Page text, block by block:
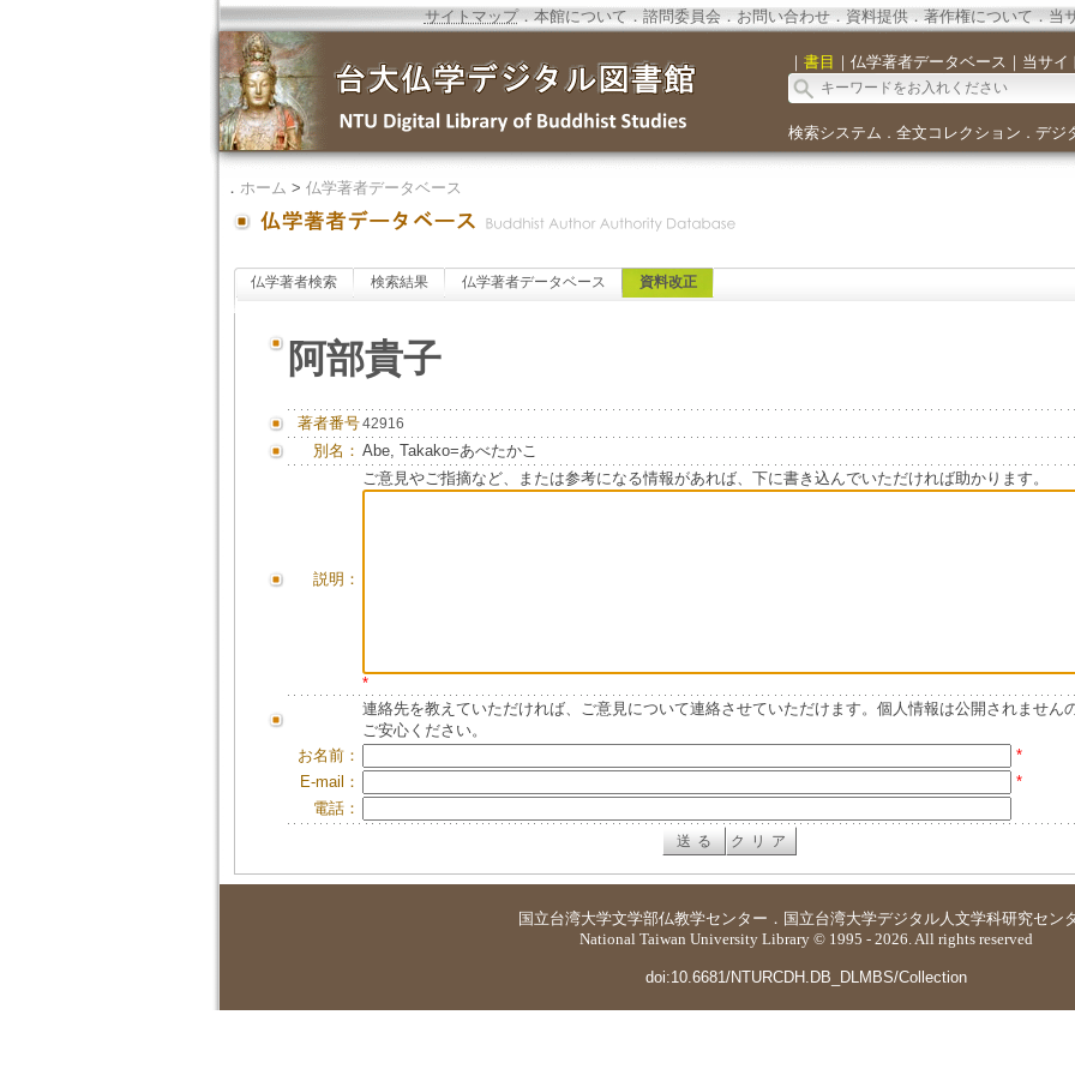
サイトマップ．本館について．諮問委員会． お問い合わせ． 資料提供．著作権について．当
｜ 書目 ｜ 仏学著者データベース ｜ 当サイ
検索システム ． 全文コレクション ． デジ
． ホーム > 仏学著者データベース
仏学著者検索 検索結果 仏学著者データベース 資料改正
阿部貴子
著者番号42916
別名： Abe, Takako=あべたかこ
説明：
ご意見やご指摘など、または参考になる情報があれば、下に書き込んでいただければ助かります。
*
連絡先を教えていただければ、ご意見について連絡させていただけます。個人情報は公開されません
ご安心ください。
お名前：
*
E-mail：
*
電話：
国立台湾大学文学部仏教学センター ． 国立台湾大学デジタル人文学科研究セン
National Taiwan University Library © 1995 - 2026. All rights reserved
doi:10.6681/NTURCDH.DB_DLMBS/Collection